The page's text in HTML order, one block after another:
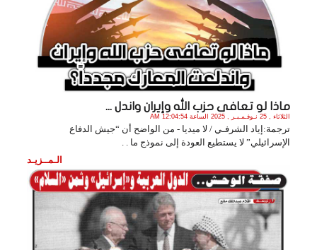
ماذا لو تعافى حزب الله وإيران واندل ...
الثلاثاء , 25 نـوفـمـبـر , 2025 الساعة 12:04:54 AM
ترجمة:إياد الشرفـي / لا ميديا - من الواضح أن “جيش الدفاع
الإسرائيلي” لا يستطيع العودة إلى نموذج ما . .
الـمــزيـد